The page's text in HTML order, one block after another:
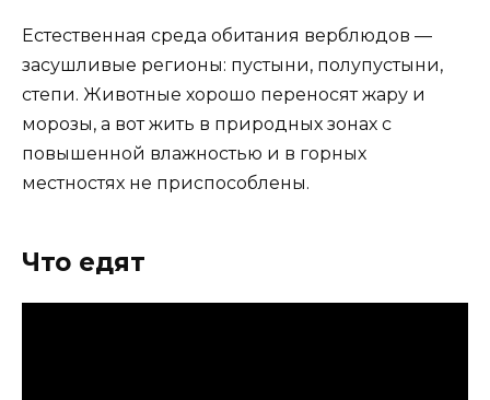
Естественная среда обитания верблюдов —
засушливые регионы: пустыни, полупустыни,
степи. Животные хорошо переносят жару и
морозы, а вот жить в природных зонах с
повышенной влажностью и в горных
местностях не приспособлены.
Что едят